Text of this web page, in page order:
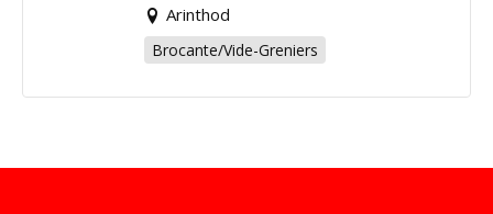
Arinthod
Brocante/Vide-Greniers